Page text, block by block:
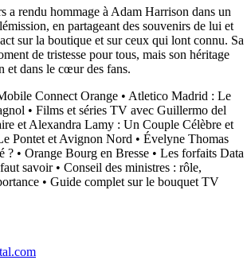
a rendu hommage à Adam Harrison dans un
en partageant des souvenirs de lui et
sur la boutique et sur ceux qui lont connu. Sa
de tristesse pour tous, mais son héritage
et dans le cœur des fans.
Connect Orange • Atletico Madrid : Le
• Films et séries TV avec Guillermo del
et Alexandra Lamy : Un Couple Célèbre et
Pontet et Avignon Nord • Évelyne Thomas
? • Orange Bourg en Bresse • Les forfaits Data
savoir• Conseil des ministres : rôle,
• Guide complet sur le bouquet TV